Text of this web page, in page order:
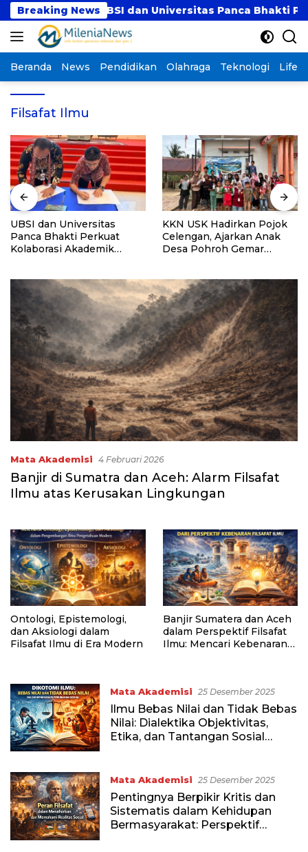
Langsung
ke
konten
Breaking News
UBSI dan Universitas Panca Bhakti Perkuat
Beranda News Pendidikan Olahraga Teknologi
Filsafat Ilmu
UBSI dan Universitas
Panca Bhakti Perkuat
Kolaborasi Akademik
KKN USK Hadirkan Pojok
Celengan, Ajarkan Anak
Desa Pohroh Gemar
Mata Akademisi 4 Februari 2026
Banjir di Sumatra dan Aceh: Alarm Filsafat
Ilmu atas Kerusakan Lingkungan
Ontologi, Epistemologi,
dan Aksiologi dalam
Filsafat Ilmu di Era Modern
Banjir Sumatera dan Aceh
dalam Perspektif Filsafat
Ilmu: Mencari Kebenaran
Mata Akademisi 25 Desember 2025
Ilmu Bebas Nilai dan Tidak Bebas
Nilai: Dialektika Objektivitas,
Etika, dan Tantangan Sosial
Mata Akademisi 25 Desember 2025
Pentingnya Berpikir Kritis dan
Sistematis dalam Kehidupan
Bermasyarakat: Perspektif